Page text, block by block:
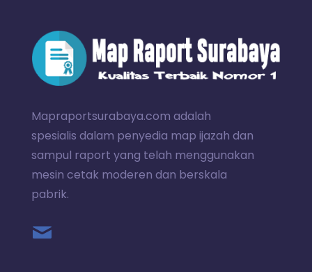
Mapraportsurabaya.com adalah
spesialis dalam penyedia map ijazah dan
sampul raport yang telah menggunakan
mesin cetak moderen dan berskala
pabrik.